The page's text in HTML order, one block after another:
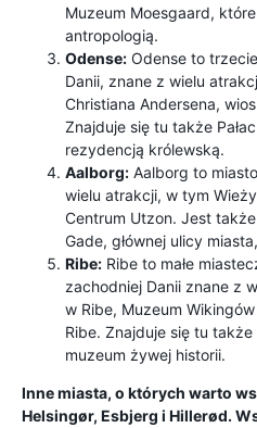
Muzeum Moesgaard,
antropologią.
Odense: Odense to
Danii, znane z wielu
Christiana Andersena,
Znajduje się tu także
rezydencją królewską.
Aalborg: Aalborg to
wielu atrakcji, w tym
Centrum Utzon. Jest
Gade, głównej ulicy
Ribe: Ribe to małe
zachodniej Danii znane z
w Ribe, Muzeum
Ribe. Znajduje się tu
muzeum żywej historii.
Inne miasta, o których warto
Helsingør, Esbjerg i Hillerød.